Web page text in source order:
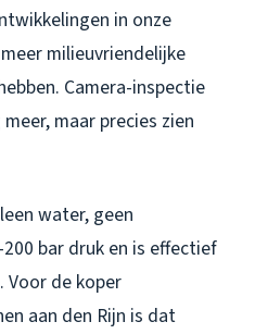
in onze
milieuvriendelijke
Camera-inspectie
maar precies zien
water, geen
bar druk en is effectief
Voor de koper
aan den Rijn is dat